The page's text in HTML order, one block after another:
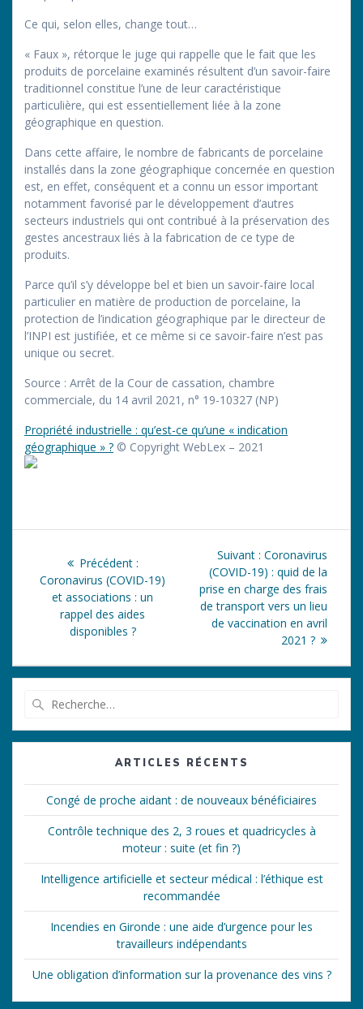
Ce qui, selon elles, change tout…
« Faux », rétorque le juge qui rappelle que le fait que les
produits de porcelaine examinés résultent d’un savoir-faire
traditionnel constitue l’une de leur caractéristique
particulière, qui est essentiellement liée à la zone
géographique en question.
Dans cette affaire, le nombre de fabricants de porcelaine
installés dans la zone géographique concernée en question
est, en effet, conséquent et a connu un essor important
notamment favorisé par le développement d’autres
secteurs industriels qui ont contribué à la préservation des
gestes ancestraux liés à la fabrication de ce type de
produits.
Parce qu’il s’y développe bel et bien un savoir-faire local
particulier en matière de production de porcelaine, la
protection de l’indication géographique par le directeur de
l’INPI est justifiée, et ce même si ce savoir-faire n’est pas
unique ou secret.
Source : Arrêt de la Cour de cassation, chambre
commerciale, du 14 avril 2021, n° 19-10327 (NP)
Propriété industrielle : qu’est-ce qu’une « indication
géographique » ? © Copyright WebLex – 2021
l’article
Précédent :Article
précédent
Coronavirus (COVID-19)
et associations : un
rappel des aides
disponibles ?
Suivant : Article
suivant
:
Coronavirus
(COVID-19) : quid de la
prise en charge des frais
de transport vers un lieu
de vaccination en avril
2021 ?
:
ARTICLES RÉCENTS
Congé de proche aidant : de nouveaux bénéficiaires
Contrôle technique des 2, 3 roues et quadricycles à
moteur : suite (et fin ?)
Intelligence artificielle et secteur médical : l’éthique est
recommandée
Incendies en Gironde : une aide d’urgence pour les
travailleurs indépendants
Une obligation d’information sur la provenance des vins ?